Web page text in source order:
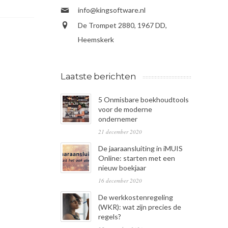
info@kingsoftware.nl
De Trompet 2880, 1967 DD,
Heemskerk
Laatste berichten
5 Onmisbare boekhoudtools
voor de moderne
ondernemer
21 december 2020
De jaaraansluiting in iMUIS
Online: starten met een
nieuw boekjaar
16 december 2020
De werkkostenregeling
(WKR): wat zijn precies de
regels?